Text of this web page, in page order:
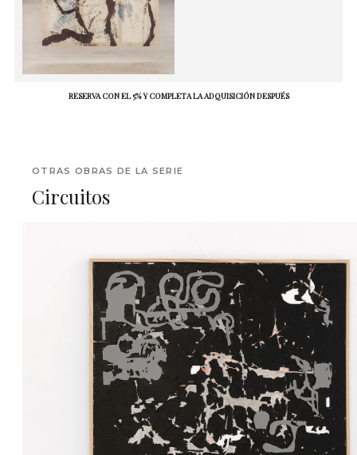
RESERVA CON EL 5% Y COMPLETA LA ADQUISICIÓN DESPUÉS
OTRAS OBRAS DE LA SERIE
Circuitos